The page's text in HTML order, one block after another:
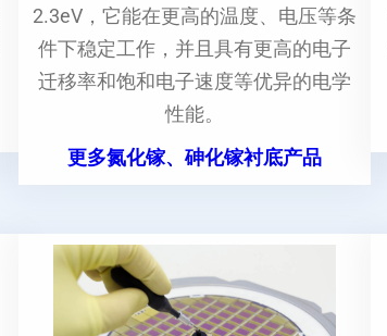
2.3eV，它能在更高的温度、电压等条
件下稳定工作，并且具有更高的电子
迁移率和饱和电子速度等优异的电学
性能。
更多氮化镓、砷化镓衬底产品